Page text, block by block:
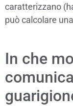
caratterizzano
può calcolare
In che